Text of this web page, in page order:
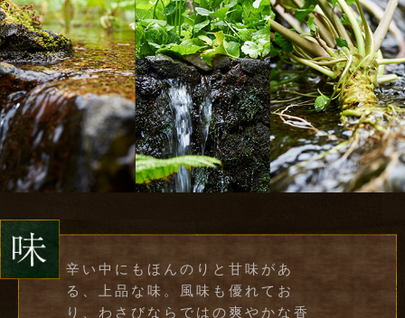
辛い中にもほんのりと甘味があ
る、上品な味。風味も優れてお
り、わさびならではの爽やかな香